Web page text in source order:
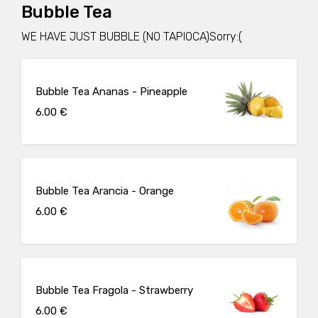
Bubble Tea
WE HAVE JUST BUBBLE (NO TAPIOCA)Sorry:(
Bubble Tea Ananas - Pineapple
6.00 €
Bubble Tea Arancia - Orange
6.00 €
Bubble Tea Fragola - Strawberry
6.00 €